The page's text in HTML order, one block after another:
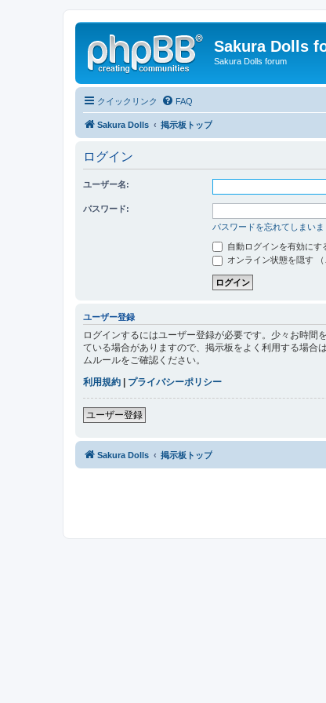
Sakura Dolls
Sakura Dolls forum
クイックリンク FAQ
Sakura Dolls 掲示板トップ
ログイン
ユーザー名:
パスワード:
パスワードを忘れてしまいま
自動ログインを有効にす
オンライン状態を隠す
ユーザー登録
ログインするにはユーザー登録が必要です。少々お時間
ている場合がありますので、掲示板をよく利用する場合
ムルールをご確認ください。
利用規約
プライバシーポリシー
ユーザー登録
Sakura Dolls 掲示板トップ